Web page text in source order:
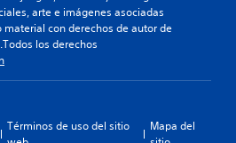
arte e imágenes asociadas
con derechos de autor de
los derechos
Términos de uso del sitio
Mapa del